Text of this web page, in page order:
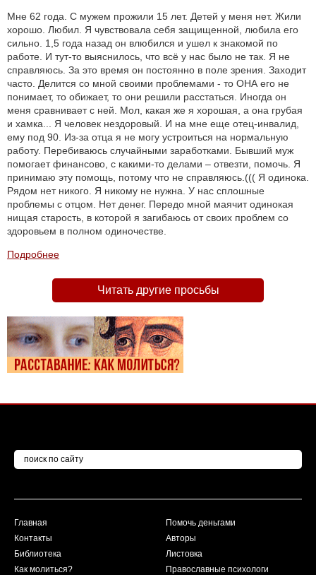
Мне 62 года. С мужем прожили 15 лет. Детей у меня нет. Жили
хорошо. Любил. Я чувствовала себя защищенной, любила его
сильно. 1,5 года назад он влюбился и ушел к знакомой по
работе. И тут-то выяснилось, что всё у нас было не так. Я не
справляюсь. За это время он постоянно в поле зрения. Заходит
часто. Делится со мной своими проблемами - то ОНА его не
понимает, то обижает, то они решили расстаться. Иногда он
меня сравнивает с ней. Мол, какая же я хорошая, а она грубая
и хамка... Я человек нездоровый. И на мне еще отец-инвалид,
ему под 90. Из-за отца я не могу устроиться на нормальную
работу. Перебиваюсь случайными заработками. Бывший муж
помогает финансово, с какими-то делами – отвезти, помочь. Я
принимаю эту помощь, потому что не справляюсь.((( Я одинока.
Рядом нет никого. Я никому не нужна. У нас сплошные
проблемы с отцом. Нет денег. Передо мной маячит одинокая
нищая старость, в которой я загибаюсь от своих проблем со
здоровьем в полном одиночестве.
Подробнее
Читать другие просьбы
Главная
Контакты
Библиотека
Как молиться?
Помочь деньгами
Авторы
Листовка
Православные психологи